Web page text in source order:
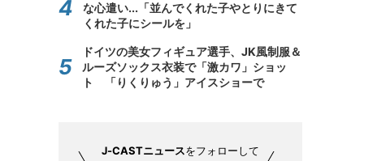
な心遣い...「並んでくれた子やとりにきて
くれた子にシールを」
ドイツの美女フィギュア選手、JK風制服＆
ルーズソックス衣装で「激カワ」ショッ
ト 「りくりゅう」アイスショーで
J-CASTニュースをフォローして